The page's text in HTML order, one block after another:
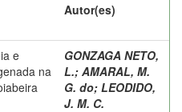
Autor(es)
e
na
GONZAGA NETO,
L.; AMARAL, M.
G. do; LEODIDO,
J. M. C.